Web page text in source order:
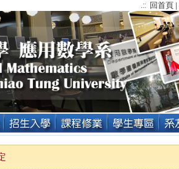
.:: 回首頁